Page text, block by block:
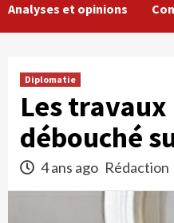
Analyses et opinions
Diplomatie
Les
débouché
4 ans ago Rédaction